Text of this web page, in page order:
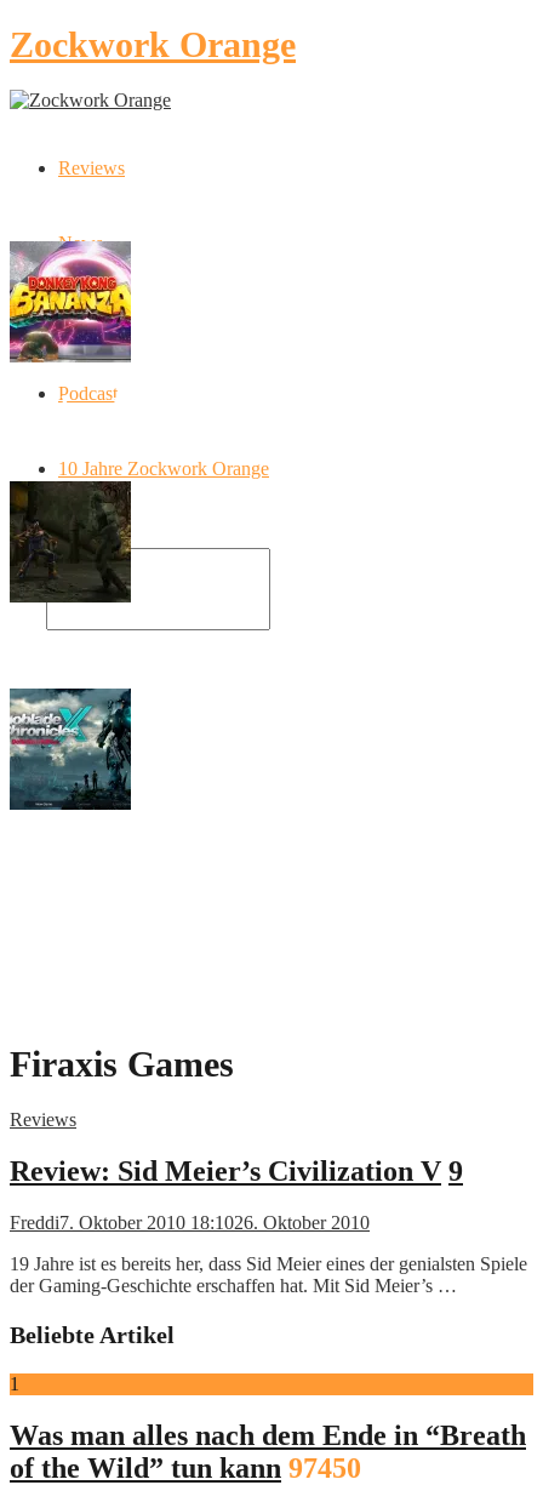
Zockwork Orange
Reviews
News
Artikel
Podcast
10 Jahre Zockwork Orange
Donkey Kong Bananza: “Ich mache alles
Firaxis Games
Reviews
Review: Sid Meier’s Civilization V 9
Freddi7. Oktober 2010 18:1026. Oktober 2010
19 Jahre ist es bereits her, dass Sid Meier eines der genialsten Spiele
der Gaming-Geschichte erschaffen hat. Mit Sid Meier’s …
Beliebte Artikel
1
Was man alles nach dem Ende in “Breath
of the Wild” tun kann 97450